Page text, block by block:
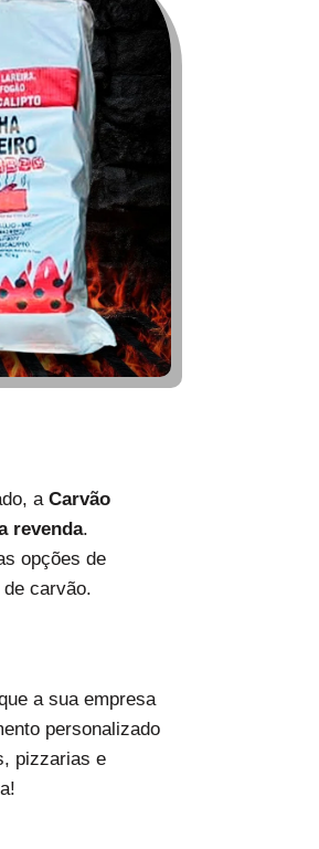
a Carvão
revenda.
opções de
carvão.
a sua empresa
personalizado
pizzarias e